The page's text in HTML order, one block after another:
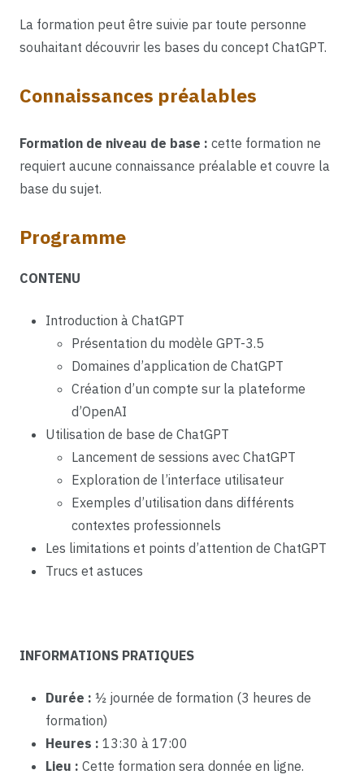
La formation peut être suivie par toute personne
souhaitant découvrir les bases du concept ChatGPT.
Connaissances préalables
Formation de niveau de base : cette formation ne
requiert aucune connaissance préalable et couvre la
base du sujet.
Programme
CONTENU
Introduction à ChatGPT
Présentation du modèle GPT-3.5
Domaines d’application de ChatGPT
Création d’un compte sur la plateforme
d’OpenAI
Utilisation de base de ChatGPT
Lancement de sessions avec ChatGPT
Exploration de l’interface utilisateur
Exemples d’utilisation dans différents
contextes professionnels
Les limitations et points d’attention de ChatGPT
Trucs et astuces
INFORMATIONS PRATIQUES
Durée : ½ journée de formation (3 heures de
formation)
Heures : 13:30 à 17:00
Lieu : Cette formation sera donnée en ligne.